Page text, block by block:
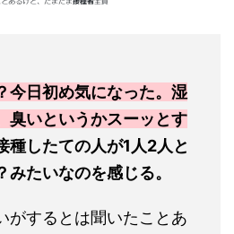
今日初め気になった。湿
臭いというかスーッとす
種したての人が1人2人と
たいなのを感じる。
がするとは聞いたことあ